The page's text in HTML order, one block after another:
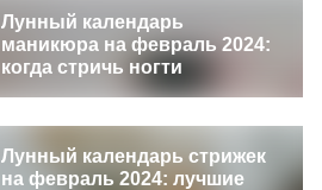
Лунный календарь
маникюра на февраль 2024:
когда стричь ногти
Лунный календарь стрижек
на февраль 2024: лучшие